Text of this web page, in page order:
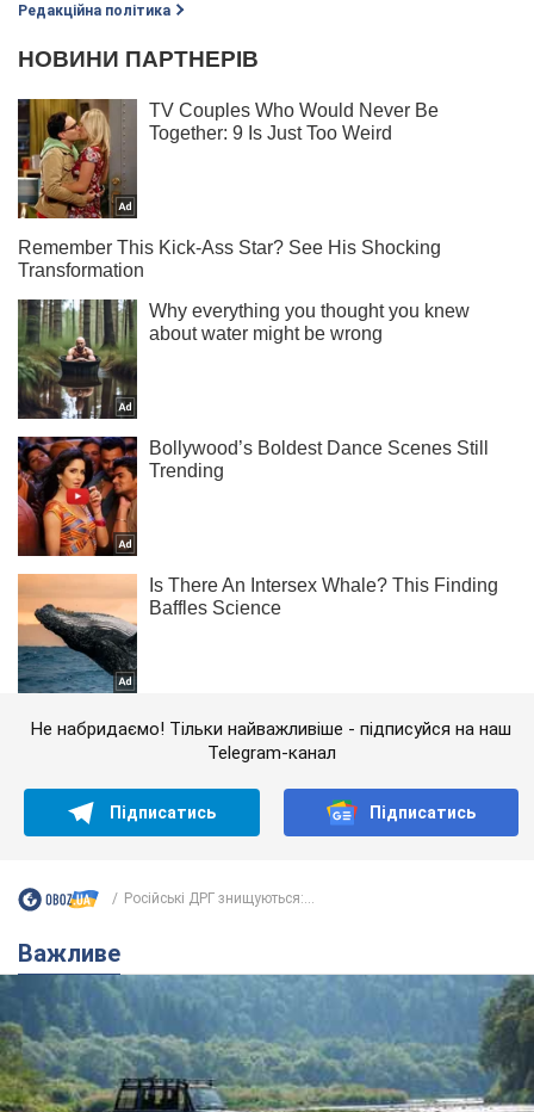
Редакційна політика
Не набридаємо! Тільки найважливіше - підписуйся на наш
Telegram-канал
Підписатись Підписатись
Російські ДРГ знищуються:...
Важливе